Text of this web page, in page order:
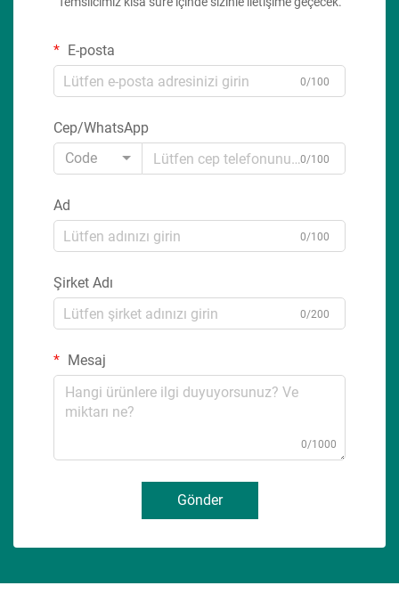
E-posta
0/100
Cep/WhatsApp
Code
0/100
Ad
0/100
Şirket Adı
0/200
Mesaj
0/1000
Gönder